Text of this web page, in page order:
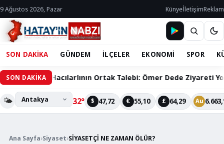
9 Ağustos 2026, Pazar KünyeİletişimReklam
SON DAKİKA GÜNDEM İLÇELER EKONOMİ SPOR
SON DAKİKA
Bin Hacılarlının Ortak Talebi: Ömer Dede Ziyareti Yolu
🌤️ 32° $ 47,72 € 55,10 £ 64,29 Au
Ana Sayfa›Siyaset›SİYASETÇİ NE ZAMAN ÖLÜR?